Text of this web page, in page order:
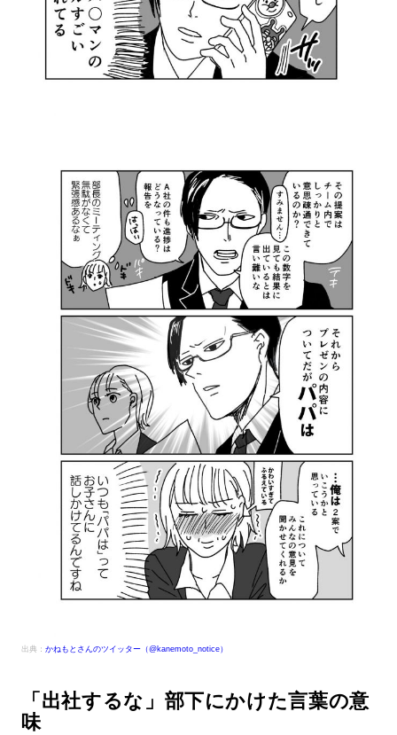
出典： かねもとさんのツイッター（@kanemoto_notice）
「出社するな」部下にかけた言葉の意
味